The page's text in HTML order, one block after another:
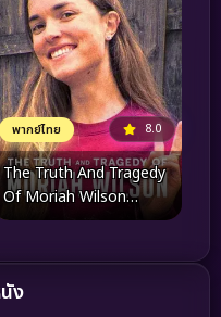
พากย์ไทย 8.0
The Truth And Tragedy
Of Moriah Wilson
(2026) – บันทึกการเดินทาง
วงการจักรยานไปตลอดกาล
ง